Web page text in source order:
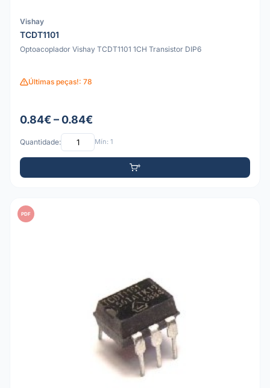
Vishay
TCDT1101
Optoacoplador Vishay TCDT1101 1CH Transistor DIP6
Últimas peças!: 78
0.84€ – 0.84€
Quantidade: Mín: 1
PDF